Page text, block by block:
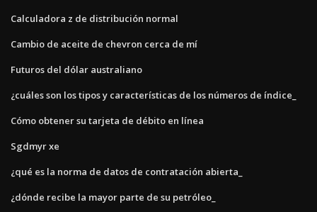
Calculadora z de distribución normal
Cambio de aceite de chevron cerca de mí
Futuros del dólar australiano
¿cuáles son los tipos y características de los números de índice_
Cómo obtener su tarjeta de débito en línea
Sgdmyr xe
¿qué es la norma de datos de contratación abierta_
¿dónde recibe la mayor parte de su petróleo_